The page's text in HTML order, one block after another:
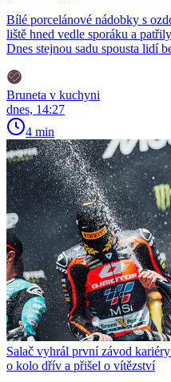
Bílé porcelánové nádobky s
liště hned vedle sporáku a
Dnes stejnou sadu spousta lidí
Bruneta v kuchyni
dnes, 14:27
4 min
Salač vyhrál první závod
o kolo dřív a přišel o vítězství